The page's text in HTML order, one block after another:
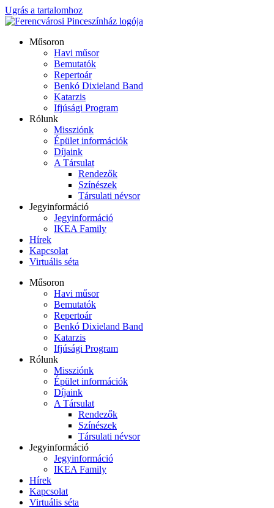
Ugrás a tartalomhoz
Műsoron
Havi műsor
Bemutatók
Repertoár
Benkó Dixieland Band
Katarzis
Ifjúsági Program
Rólunk
Missziónk
Épület információk
Díjaink
A Társulat
Rendezők
Színészek
Társulati névsor
Jegyinformáció
Jegyinformáció
IKEA Family
Hírek
Kapcsolat
Virtuális séta
Műsoron
Havi műsor
Bemutatók
Repertoár
Benkó Dixieland Band
Katarzis
Ifjúsági Program
Rólunk
Missziónk
Épület információk
Díjaink
A Társulat
Rendezők
Színészek
Társulati névsor
Jegyinformáció
Jegyinformáció
IKEA Family
Hírek
Kapcsolat
Virtuális séta